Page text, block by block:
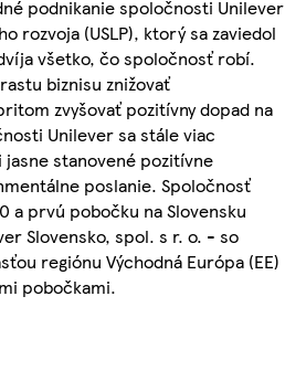
podnikanie spoločnosti Unilever
rozvoja (USLP), ktorý sa zaviedol
všetko, čo spoločnosť robí.
biznisu znižovať
zvyšovať pozitívny dopad na
Unilever sa stále viac
jasne stanovené pozitívne
poslanie. Spoločnosť
a prvú pobočku na Slovensku
Slovensko, spol. s r. o. - so
regiónu Východná Európa (EE)
pobočkami.